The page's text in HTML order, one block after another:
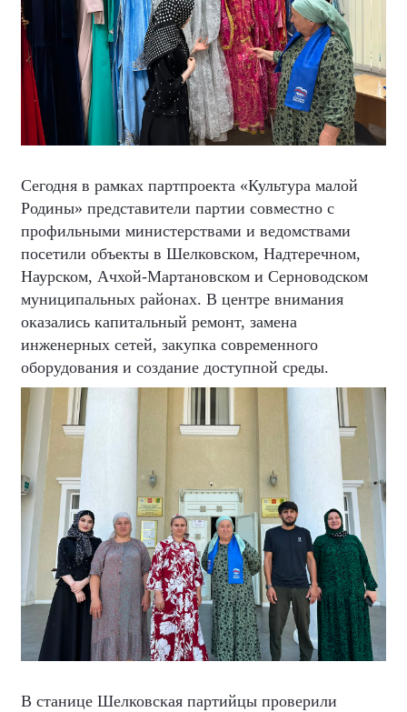
Сегодня в рамках партпроекта «Культура малой
Родины» представители партии совместно с
профильными министерствами и ведомствами
посетили объекты в Шелковском, Надтеречном,
Наурском, Ачхой-Мартановском и Серноводском
муниципальных районах. В центре внимания
оказались капитальный ремонт, замена
инженерных сетей, закупка современного
оборудования и создание доступной среды.
В станице Шелковская партийцы проверили